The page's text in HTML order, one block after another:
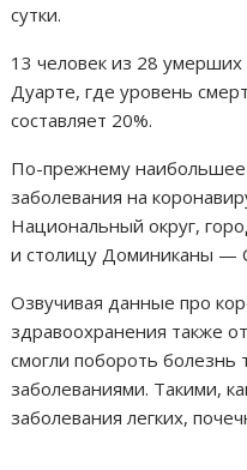
сутки.
13 человек из 28
Дуарте, где уровень
составляет 20%.
По-прежнему наибольшее
заболевания на
Национальный округ,
и столицу Доминиканы —
Озвучивая данные про
здравоохранения также
смогли побороть болезнь
заболеваниями. Такими,
заболевания легких,